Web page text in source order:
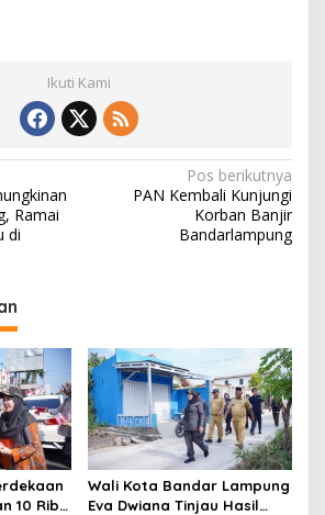
Ikuti Kami
Ramai
di
Pos berikutnya
PAN Kembali Kunjungi
Korban Banjir
Bandarlampung
10 Ribu
Wali Kota Bandar Lampung
Eva Dwiana Tinjau Hasil